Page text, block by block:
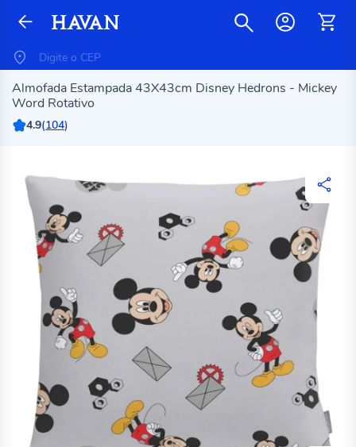
Almofada Estampada 43X43cm Disney Hedrons - Mickey
Word Rotativo
4.9(104)